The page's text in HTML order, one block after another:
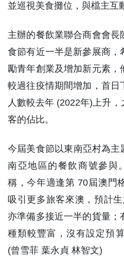
並巡視美食攤位，與檔主互
主辦的餐飲業聯合商會會
食節有近一半是新參展商
勵青年創業及增加新元素，
較過往疫情期間增加，首
人數較去年 (2022年)上升
客的佔比。
今屆美食節以東南亞村為
南亞地區的餐飲商號參與
稱，今年適逢第 70屆澳門
吸引更多旅客來澳，預計
亦準備多接近一半的貨量；
種類較豐富，沒有設定預
(曾雪菲 葉永貞 林智文)